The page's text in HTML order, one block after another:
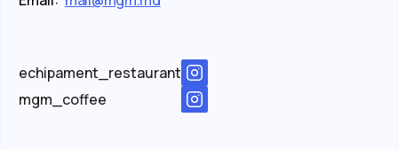
echipament_restaurant
mgm_coffee